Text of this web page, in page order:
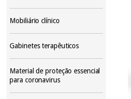
Mobiliário clínico
Gabinetes terapêuticos
Material de proteção essencial
para coronavirus